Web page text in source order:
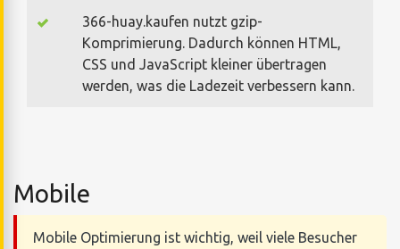
366-huay.kaufen nutzt gzip-
Komprimierung. Dadurch können HTML,
CSS und JavaScript kleiner übertragen
werden, was die Ladezeit verbessern kann.
Mobile
Mobile Optimierung ist wichtig, weil viele Besucher